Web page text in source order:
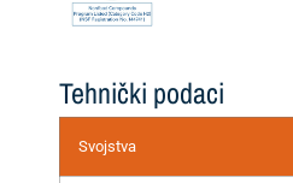
Tehnički podaci
Svojstva